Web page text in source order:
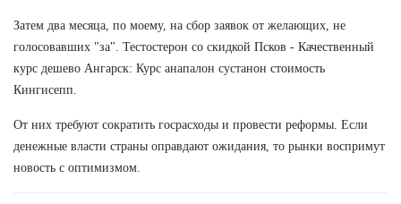
Затем два месяца, по моему, на сбор заявок от желающих, не
голосовавших "за". Тестостерон со скидкой Псков - Качественный
курс дешево Ангарск: Курс анапалон сустанон стоимость
Кингисепп.
От них требуют сократить госрасходы и провести реформы. Если
денежные власти страны оправдают ожидания, то рынки воспримут
новость с оптимизмом.